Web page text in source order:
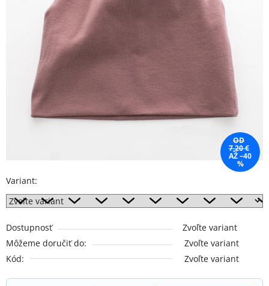
Variant:
Dostupnosť
Zvoľte variant
Môžeme doručiť do:
Zvoľte variant
Kód:
Zvoľte variant
OD
7,20 €
AŽ –40
%